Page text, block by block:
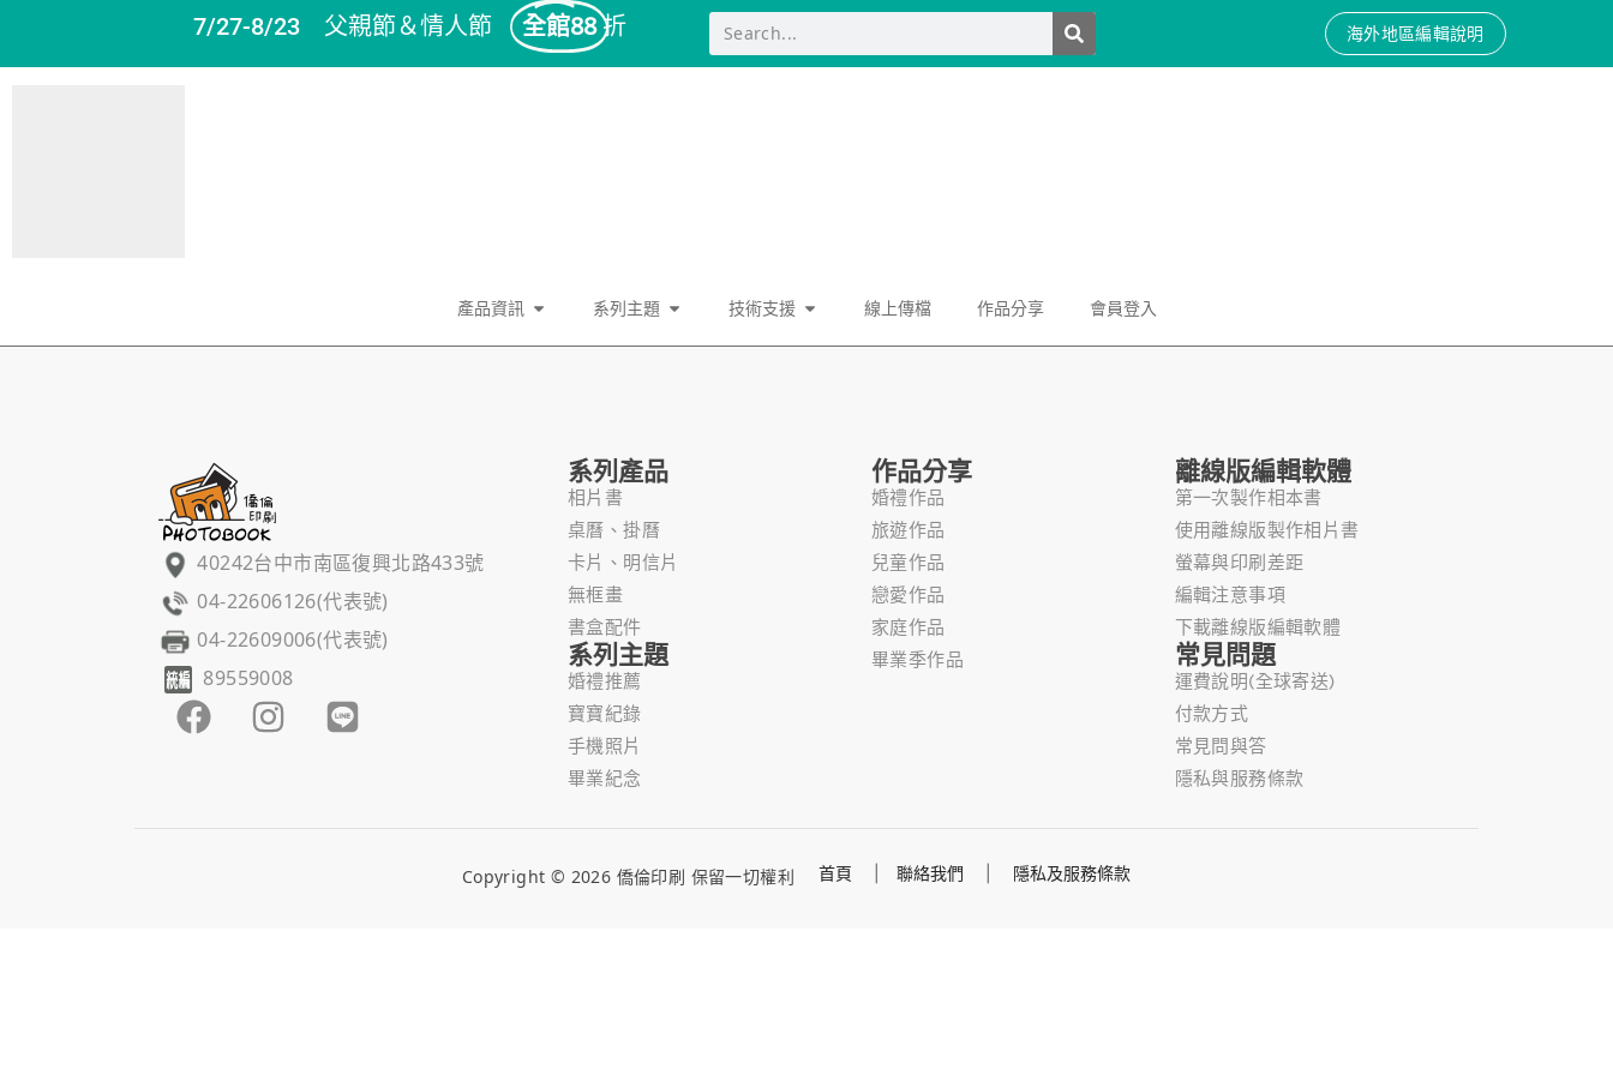
7/27-8/23 父親節＆情人節 全館88 折 海外地區編輯說明
產品資訊 系列主題 技術支援 線上傳檔 作品分享 會員登入
40242台中市南區復興北路433號
04-22606126(代表號)
04-22609006(代表號)
89559008
系列產品
相片書
桌曆、掛曆
卡片、明信片
無框畫
書盒配件
系列主題
婚禮推薦
寶寶紀錄
手機照片
畢業紀念
作品分享
婚禮作品
旅遊作品
兒童作品
戀愛作品
家庭作品
畢業季作品
離線版編輯軟體
第一次製作相本書
使用離線版製作相片書
螢幕與印刷差距
編輯注意事項
下載離線版編輯軟體
常見問題
運費說明(全球寄送)
付款方式
常見問與答
隱私與服務條款
Copyright © 2026 僑倫印刷 保留一切權利 首頁 聯絡我們 隱私及服務條款